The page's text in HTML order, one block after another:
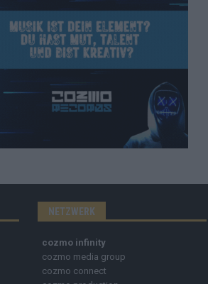
NETZWERK
cozmo infinity
cozmo media group
cozmo connect